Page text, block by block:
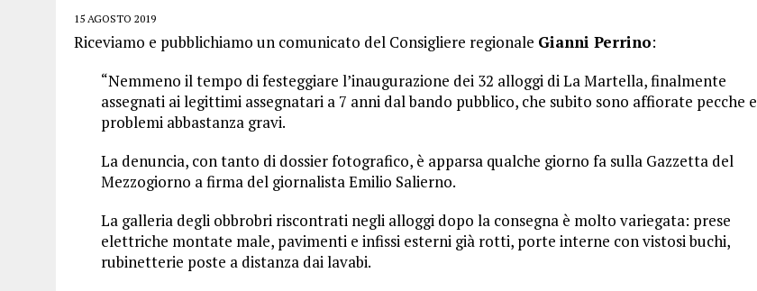
15 AGOSTO 2019
Riceviamo e pubblichiamo un comunicato del Consigliere regionale Gianni Perrino:
“Nemmeno il tempo di festeggiare l’inaugurazione dei 32 alloggi di La Martella, finalmente
assegnati ai legittimi assegnatari a 7 anni dal bando pubblico, che subito sono affiorate pecche e
problemi abbastanza gravi.
La denuncia, con tanto di dossier fotografico, è apparsa qualche giorno fa sulla Gazzetta del
Mezzogiorno a firma del giornalista Emilio Salierno.
La galleria degli obbrobri riscontrati negli alloggi dopo la consegna è molto variegata: prese
elettriche montate male, pavimenti e infissi esterni già rotti, porte interne con vistosi buchi,
rubinetterie poste a distanza dai lavabi.